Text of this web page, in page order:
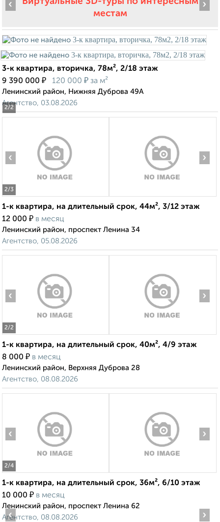
местам
2/2
‹ ›
3-к квартира, вторичка, 78м², 2/18 этаж
9 390 000 ₽ 120 000 ₽ за м²
Ленинский район, Нижняя Дуброва 49А
Агентство, 03.08.2026
2/3
‹ ›
1-к квартира, на длительный срок, 44м², 3/12 этаж
12 000 ₽ в месяц
Ленинский район, проспект Ленина 34
Агентство, 05.08.2026
2/2
‹ ›
1-к квартира, на длительный срок, 40м², 4/9 этаж
8 000 ₽ в месяц
Ленинский район, Верхняя Дуброва 28
Агентство, 08.08.2026
2/4
‹ ›
1-к квартира, на длительный срок, 36м², 6/10 этаж
10 000 ₽ в месяц
Ленинский район, проспект Ленина 62
Агентство, 08.08.2026
‹ ›